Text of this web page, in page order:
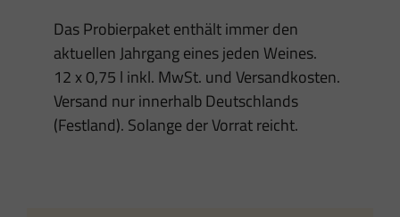
Das Probierpaket enthält immer den
aktuellen Jahrgang eines jeden Weines.
12 x 0,75 l inkl. MwSt. und Versandkosten.
Versand nur innerhalb Deutschlands
(Festland). Solange der Vorrat reicht.